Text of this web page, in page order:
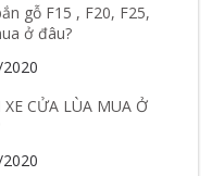
gỗ F15 , F20, F25,
ở đâu?
XE CỬA LÙA MUA Ở